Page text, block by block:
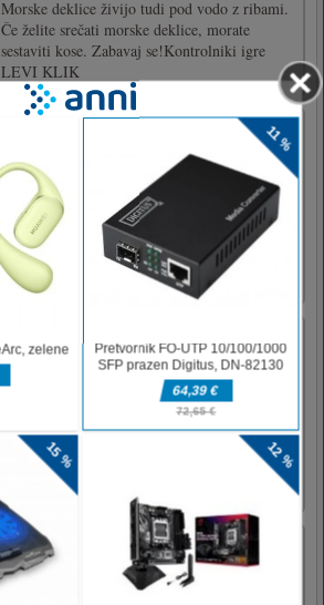
Morske deklice živijo tudi pod vodo z ribami.
Če želite srečati morske deklice, morate
sestaviti kose. Zabavaj se!Kontrolniki igre
LEVI KLIK
Evolucija v obrambnih igrah, najemite svoje
enote in upravljajte njihov razvoj, saj
uničujete horde nespametnih bitij! Obnovitev
prestola doda veliko novih idej in izboljša več
starih, ki vam bodo prinesle zelo izboljšano
izkušnjo Protectorja.Z miško postavite enote,
Pustolovščina princese morske deklice
To je zgodba iz pravljice - Mala morska
deklica. Ariel, ki živi v morju, nekega dne
reši utapljajočega se princa. Ljubi ga na prvi
pogled. Ampak ona ni človek. Pije čarobni
napoj, da bi imela noge. Sledite Ariel za to
pustolovščino. Naj postane lepo dekle, da bi
Kriket igra
Kriket je čudovit pretekli čas, ki ga bodo vsi
lahko doživeli! Prihaja velika igra in vaš